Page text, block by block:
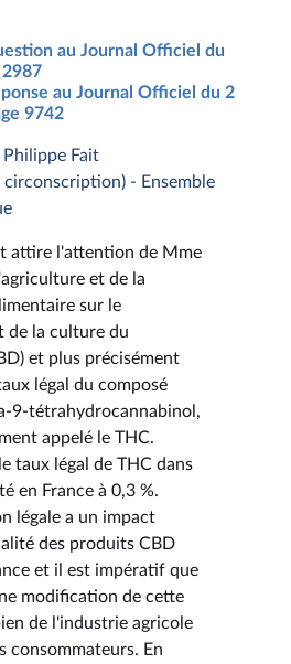
au Journal Officiel du
au Journal Officiel du 2
9742
Philippe Fait
circonscription) - Ensemble
attire l'attention de Mme
et de la
sur le
de la culture du
et plus précisément
légal du composé
9-tétrahydrocannabinol,
appelé le THC.
taux légal de THC dans
en France à 0,3 %.
légale a un impact
des produits CBD
et il est impératif que
modification de cette
de l'industrie agricole
consommateurs. En